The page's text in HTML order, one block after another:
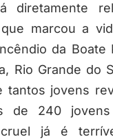
diretamente
marcou a
da Boate
Rio Grande do
tantos jovens
de 240
já é